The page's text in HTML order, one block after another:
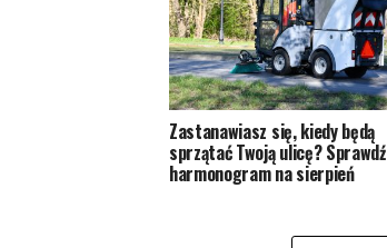
Zastanawiasz się, kiedy będą
sprzątać Twoją ulicę? Sprawdź
harmonogram na sierpień